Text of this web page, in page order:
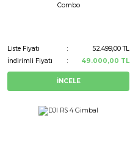
Combo
Liste Fiyatı
52.499,00 TL
İndirimli Fiyatı
49.000,00 TL
İNCELE